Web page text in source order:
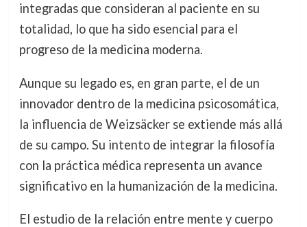
integradas que consideran al paciente en su
totalidad, lo que ha sido esencial para el
progreso de la medicina moderna.
Aunque su legado es, en gran parte, el de un
innovador dentro de la medicina psicosomática,
la influencia de Weizsäcker se extiende más allá
de su campo. Su intento de integrar la filosofía
con la práctica médica representa un avance
significativo en la humanización de la medicina.
El estudio de la relación entre mente y cuerpo